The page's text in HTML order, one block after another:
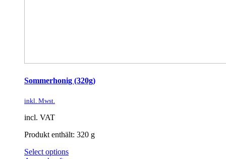
Sommerhonig (320g)
inkl. Mwst.
incl. VAT
Produkt enthält: 320 g
Select options